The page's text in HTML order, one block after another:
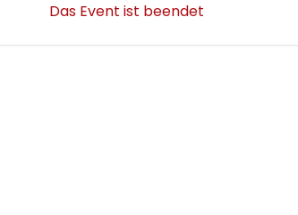
Das Event ist beendet